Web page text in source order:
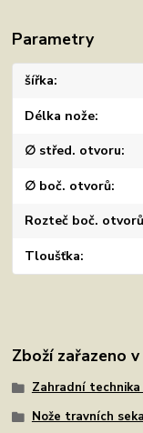
Parametry
šířka
Délka nože
∅ střed. otvoru
∅ boč. otvorů
Rozteč boč. otvorů
Tloušťka
Zboží zařazeno
Zahradní
Nože travních